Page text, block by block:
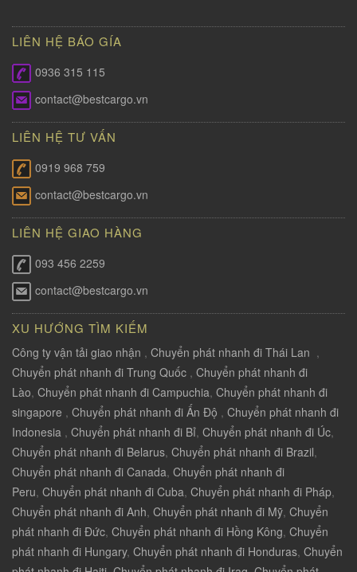
LIÊN HỆ BÁO GÍA
0936 315 115
contact@bestcargo.vn
LIÊN HỆ TƯ VẤN
0919 968 759
contact@bestcargo.vn
LIÊN HỆ GIAO HÀNG
093 456 2259
contact@bestcargo.vn
XU HƯỚNG TÌM KIẾM
Công ty vận tải giao nhận , Chuyển phát nhanh đi Thái Lan ,
Chuyển phát nhanh đi Trung Quốc , Chuyển phát nhanh đi
Lào, Chuyển phát nhanh đi Campuchia, Chuyển phát nhanh đi
singapore , Chuyển phát nhanh đi Ấn Độ , Chuyển phát nhanh đi
Indonesia , Chuyển phát nhanh đi Bỉ, Chuyển phát nhanh đi Úc,
Chuyển phát nhanh đi Belarus, Chuyển phát nhanh đi Brazil,
Chuyển phát nhanh đi Canada, Chuyển phát nhanh đi
Peru, Chuyển phát nhanh đi Cuba, Chuyển phát nhanh đi Pháp,
Chuyển phát nhanh đi Anh, Chuyển phát nhanh đi Mỹ, Chuyển
phát nhanh đi Đức, Chuyển phát nhanh đi Hồng Kông, Chuyển
phát nhanh đi Hungary, Chuyển phát nhanh đi Honduras, Chuyển